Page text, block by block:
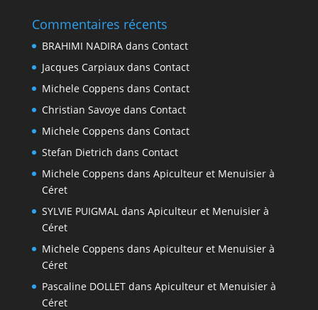
Commentaires récents
BRAHIMI NADIRAdans Contact
Jacques Carpiauxdans Contact
Michele Coppens dans Contact
Christian Savoyedans Contact
Michele Coppens dans Contact
Stefan Dietrich dans Contact
Michele Coppens dans Apiculteur et Menuisier à
Céret
SYLVIE PUIGMALdans Apiculteur et Menuisier à
Céret
Michele Coppens dans Apiculteur et Menuisier à
Céret
Pascaline DOLLETdans Apiculteur et Menuisier à
Céret